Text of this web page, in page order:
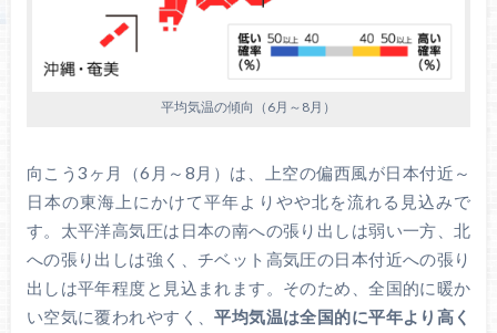
平均気温の傾向（6月～8月）
向こう3ヶ月（6月～8月）は、上空の偏西風が日本付近～
日本の東海上にかけて平年よりやや北を流れる見込みで
す。太平洋高気圧は日本の南への張り出しは弱い一方、北
への張り出しは強く、チベット高気圧の日本付近への張り
出しは平年程度と見込まれます。そのため、全国的に暖か
い空気に覆われやすく、平均気温は全国的に平年より高く